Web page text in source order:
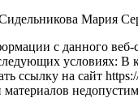
Мария
с данного веб-
условиях: В
ссылку на сайт